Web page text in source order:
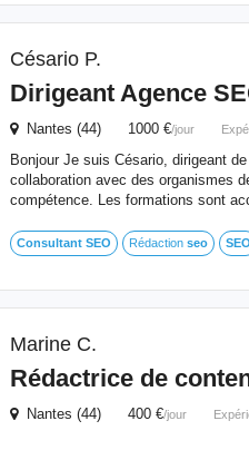
Césario P.
Dirigeant Agence
Nantes (44) 1000 €/jour
Bonjour Je suis Césario, dirigeant
collaboration avec des organismes
compétence. Les formations sont
Consultant SEO Rédaction seo SEO
Marine C.
Rédactrice de
Nantes (44) 400 €/jour